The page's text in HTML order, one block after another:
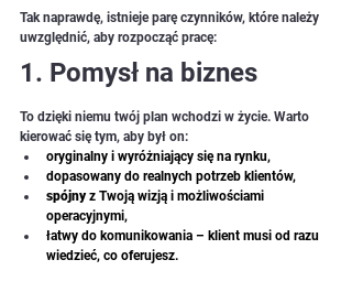
Tak naprawdę, istnieje parę czynników, które należy
uwzględnić, aby rozpocząć pracę:
1. Pomysł na biznes
To dzięki niemu twój plan wchodzi w życie. Warto
kierować się tym, aby był on:
oryginalny i wyróżniający się na rynku,
dopasowany do realnych potrzeb klientów,
spójny z Twoją wizją i możliwościami
operacyjnymi,
łatwy do komunikowania – klient musi od razu
wiedzieć, co oferujesz.